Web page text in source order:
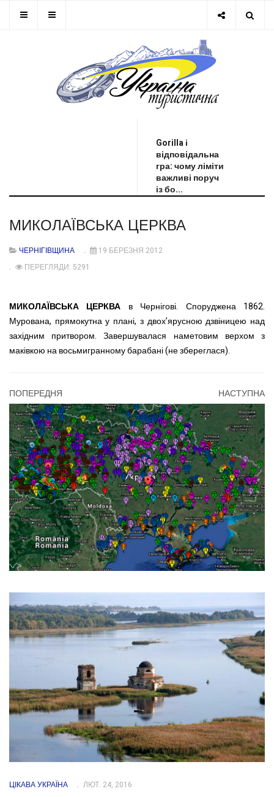
Gorilla і
відповідальна
гра: чому ліміти
важливі поруч
із бо...
МИКОЛАЇВСЬКА ЦЕРКВА
ЧЕРНІГІВЩИНА
19 БЕРЕЗНЯ 2012
ПЕРЕГЛЯДИ: 5291
МИКОЛАЇВСЬКА ЦЕРКВА в Чернігові. Споруджена 1862.
Мурована, прямокутна у плані, з двох’ярусною дзвіницею над
західним притвором. Завершувалася наметовим верхом з
маківкою на восьмигранному барабані (не збереглася).
ПОПЕРЕДНЯ НАСТУПНА
ЦІКАВА УКРАЇНА ЛЮТ. 24, 2016